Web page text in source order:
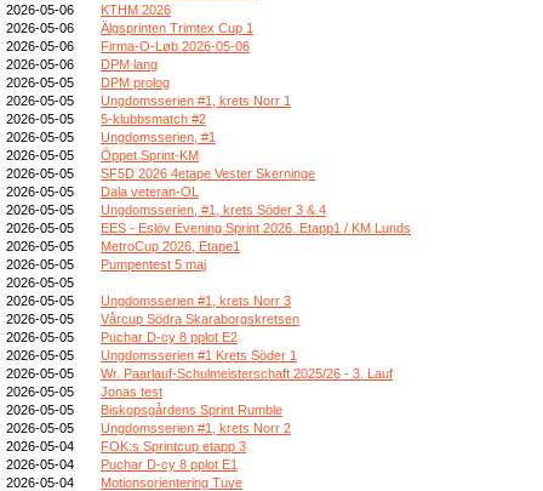
2026-05-06
KTHM 2026
2026-05-06
Älgsprinten Trimtex Cup 1
2026-05-06
Firma-O-Løb 2026-05-06
2026-05-06
DPM lang
2026-05-05
DPM prolog
2026-05-05
Ungdomsserien #1, krets Norr 1
2026-05-05
5-klubbsmatch #2
2026-05-05
Ungdomsserien, #1
2026-05-05
Öppet Sprint-KM
2026-05-05
SF5D 2026 4etape Vester Skerninge
2026-05-05
Dala veteran-OL
2026-05-05
Ungdomsserien, #1, krets Söder 3 & 4
2026-05-05
EES - Eslöv Evening Sprint 2026. Etapp1 / KM Lunds
2026-05-05
MetroCup 2026, Etape1
2026-05-05
Pumpentest 5 maj
2026-05-05
2026-05-05
Ungdomsserien #1, krets Norr 3
2026-05-05
Vårcup Södra Skaraborgskretsen
2026-05-05
Puchar D-cy 8 pplot E2
2026-05-05
Ungdomsserien #1 Krets Söder 1
2026-05-05
Wr. Paarlauf-Schulmeisterschaft 2025/26 - 3. Lauf
2026-05-05
Jonas test
2026-05-05
Biskopsgårdens Sprint Rumble
2026-05-05
Ungdomsserien #1, krets Norr 2
2026-05-04
FOK:s Sprintcup etapp 3
2026-05-04
Puchar D-cy 8 pplot E1
2026-05-04
Motionsorientering Tuve